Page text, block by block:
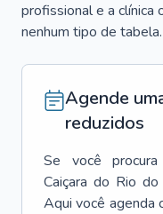
profissional e a clínica
nenhum tipo de tabela.
Agende
reduzidos
Se você
Caiçara do Rio
Aqui você agenda